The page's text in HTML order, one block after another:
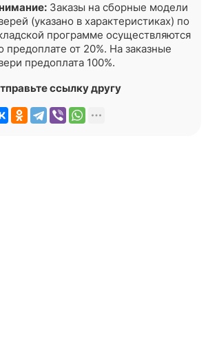
Заказы на сборные модели
(указано в характеристиках) по
программе осуществляются
предоплате от 20%. На заказные
предоплата 100%.
ссылку другу